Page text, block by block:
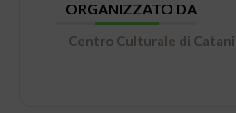
ORGANIZZATO DA
Centro Culturale di